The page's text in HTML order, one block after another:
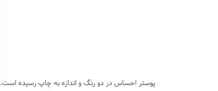
پوستر احساس در دو رنگ و اندازه به چاپ رسیده است.